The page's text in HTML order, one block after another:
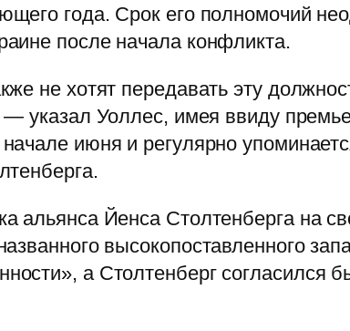
года. Срок его полномочий
после начала конфликта.
не хотят передавать эту
указал Уоллес, имея ввиду
июня и регулярно
альянса Йенса Столтенберга на
высокопоставленного
а Столтенберг согласился